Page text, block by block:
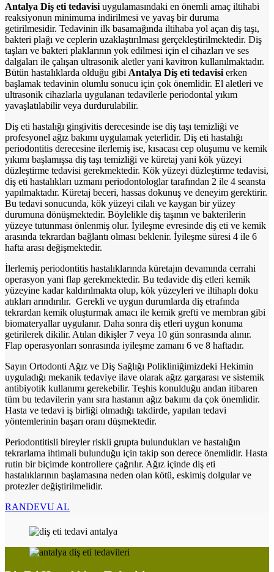
Antalya Diş eti tedavisi uygulamasındaki en önemli amaç iltihabi
reaksiyonun minimuma indirilmesi ve yavaş bir duruma
getirilmesidir. Tedavinin ilk basamağında iltihaba yol açan diş taşı,
bakteri plağı ve ceplerin uzaklaştırılması gerçekleştirilmektedir. Diş
taşları ve bakteri plaklarının yok edilmesi için el cihazları ve ses
dalgaları ile çalışan ultrasonik aletler yani kavitron kullanılmaktadır.
Bütün hastalıklarda olduğu gibi Antalya Diş eti tedavisi erken
başlamak tedavinin olumlu sonucu için çok önemlidir. El aletleri ve
ultrasonik cihazlarla uygulanan tedavilerle periodontal yıkım
yavaşlatılabilir veya durdurulabilir.
Diş eti hastalığı gingivitis derecesinde ise diş taşı temizliği ve
profesyonel ağız bakımı uygulamak yeterlidir. Diş eti hastalığı
periodontitis derecesine ilerlemiş ise, kısacası cep oluşumu ve kemik
yıkımı başlamışsa diş taşı temizliği ve küretaj yani kök yüzeyi
düzleştirme tedavisi gerekmektedir. Kök yüzeyi düzleştirme tedavisi,
diş eti hastalıkları uzmanı periodontologlar tarafından 2 ile 4 seansta
yapılmaktadır. Küretaj beceri, hassas dokunuş ve deneyim gerektirir.
Bu tedavi sonucunda, kök yüzeyi cilalı ve kaygan bir yüzey
durumuna dönüşmektedir. Böylelikle diş taşının ve bakterilerin
yüzeye tutunması önlenmiş olur. İyileşme evresinde diş eti ve kemik
arasında tekrardan bağlantı olması beklenir. İyileşme süresi 4 ile 6
hafta arası değişmektedir.
İlerlemiş periodontitis hastalıklarında küretajın devamında cerrahi
operasyon yani flap gerekmektedir. Bu tedavide diş etleri kemik
yüzeyine kadar kaldırılmakta olup, kök yüzeyleri ve iltihaplı doku
atıkları arındırılır. Gerekli ve uygun durumlarda diş etrafında
tekrardan kemik oluşturmak amacı ile kemik grefti ve membran gibi
biomateryallar uygulanır. Daha sonra diş etleri uygun konuma
getirilerek dikilir. Atılan dikişler 7 veya 10 gün sonrasında alınır.
Flap operasyonları sonrasında iyileşme zamanı 6 ve 8 haftadır.
Sayın Ortodonti Ağız ve Diş Sağlığı Polikliniğimizdeki Hekimin
uyguladığı mekanik tedaviye ilave olarak ağız gargarası ve sistemik
antibiyotik kullanımı gerekebilir. Teşhis konulduğu andan itibaren
tüm bu tedavilerin yanı sıra hastanın ağız bakımı da çok önemlidir.
Hasta ve tedavi iş birliği olmadığı takdirde, yapılan tedavi
yöntemlerinin başarı oranı düşmektedir.
Periodontitisli bireyler riskli grupta bulundukları ve hastalığın
tekrarlama ihtimali bulunduğu için takip son derece önemlidir. Hasta
rutin bir biçimde kontrollere çağrılır. Ağız içinde diş eti
hastalıklarının başlamasına neden olan kötü, eskimiş dolgular ve
protezler değiştirilmelidir.
RANDEVU AL